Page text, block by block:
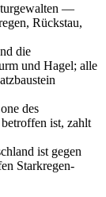
—
Rückstau,
die
und Hagel; alle
des
ist, zahlt
ist gegen
Starkregen-